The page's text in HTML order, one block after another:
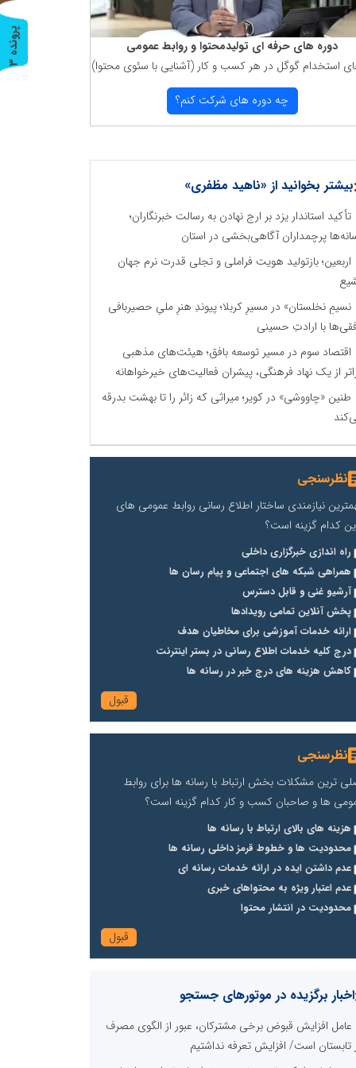
دوره های حرفه ای تولیدمحتوا و روابط عمومی
استخدام گوگل در هر كسب و كار (آشنایی با سئوی محتوا)
چه دوره های شركت كنم؟
بیشتر بخوانید از «ناهید مظفری»
تأکید استاندار یزد بر ارج نهادن به رسالت خبرنگاران؛
پرچمداران آگاهی‌بخشی در استان
اربعین؛ بازتولید هویت فراملی و تجلی قدرت نرم جهان
نسیمِ نخلستان» در مسیرِ کربلا؛ پیوندِ هنرِ ملیِ حصیربافی
با ارادتِ حسینی
اقتصاد سوم در مسیر توسعه بافق؛ هیئت‌های مذهبی
از یک نهاد فرهنگی، پیشران فعالیت‌های خیرخواهانه
طنین «چاووشی» در کویر؛ میراثی که زائر را تا بهشت بدرقه
نظرسنجی
نیازمندی ساختار اطلاع رسانی روابط عمومی های
کدام گزینه است؟
راه اندازی خبرگزاری داخلی
همراهی شبکه های اجتماعی و پیام رسان ها
آرشیو غنی و قابل دسترس
پخش آنلاین تمامی رویدادها
ارائه خدمات آموزشی برای مخاطیان هدف
درج کلیه خدمات اطلاع رسانی در بستر اینترنت
کاهش هزینه های درج خبر در رسانه ها
نظرسنجی
ترین مشکلات بخش ارتباط با رسانه ها برای روابط
ها و صاحبان کسب و کار کدام گزینه است؟
هزینه های بالای ارتباط با رسانه ها
محدودیت ها و خطوط قرمز داخلی رسانه ها
عدم داشتن ایده در ارائه خدمات رسانه ای
عدم اعتبار ویژه به محتواهای خبری
محدودیت در انتشار محتوا
اخبار برگزیده در موتورهای جستجو
عامل افزایش قبوض برخی مشترکان، عبور از الگوی مصرف
تابستان است/ افزایش تعرفه نداشتیم
پ
ر
و
ن
د
ه
3